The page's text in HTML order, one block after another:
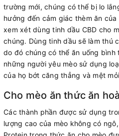
trường mới, chúng có thể bị lo
hưởng đến cảm giác thèm ăn
xem xét dùng tinh dầu CBD cho
chúng. Dùng tinh dầu sẽ làm thú
do đó chúng có thể ăn uống bình
những người yêu mèo sử dụng
của họ bớt căng thẳng và mệt
Cho mèo ăn thức ăn
Các thành phần được sử dụng
lượng cao của mèo không có